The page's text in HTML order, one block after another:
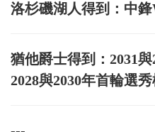
洛杉磯湖人得到：中
猶他爵士得到：2031與
2028與2030年首輪選